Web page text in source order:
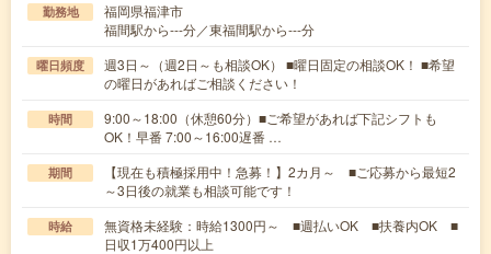
勤務地
福岡県福津市
福間駅から---分／東福間駅から---分
曜日頻度
週3日～（週2日～も相談OK） ■曜日固定の相談OK！ ■希望
の曜日があればご相談ください！
時間
9:00～18:00（休憩60分）■ご希望があれば下記シフトも
OK！早番 7:00～16:00遅番 …
期間
【現在も積極採用中！急募！】2カ月～ ■ご応募から最短2
～3日後の就業も相談可能です！
時給
無資格未経験：時給1300円～ ■週払いOK ■扶養内OK ■
日収1万400円以上